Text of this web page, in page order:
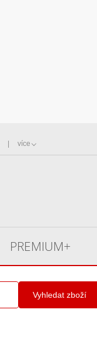
více
PREMIUM+
Vyhledat zboží